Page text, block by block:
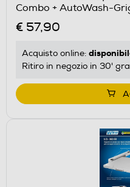
Combo + AutoWash-
€ 57,90
Acquisto online:
Ritiro in negozio in 30'